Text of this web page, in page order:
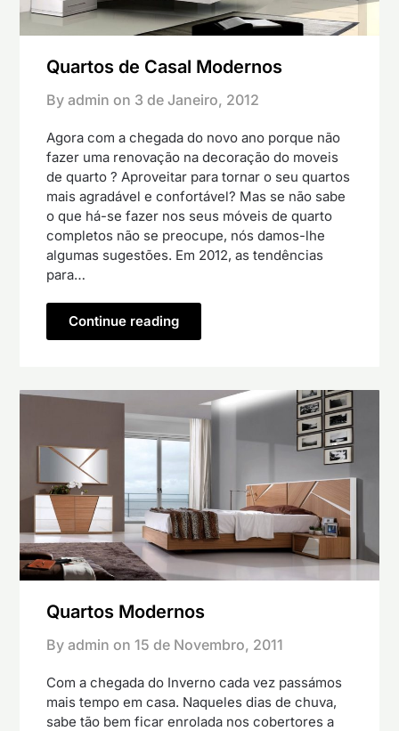
Quartos de Casal Modernos
By admin on 3 de Janeiro, 2012
Agora com a chegada do novo ano porque não
fazer uma renovação na decoração do moveis
de quarto ? Aproveitar para tornar o seu quartos
mais agradável e confortável? Mas se não sabe
o que há-se fazer nos seus móveis de quarto
completos não se preocupe, nós damos-lhe
algumas sugestões. Em 2012, as tendências
para…
Continue reading
Quartos Modernos
By admin on 15 de Novembro, 2011
Com a chegada do Inverno cada vez passámos
mais tempo em casa. Naqueles dias de chuva,
sabe tão bem ficar enrolada nos cobertores a